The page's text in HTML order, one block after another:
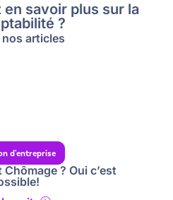
savoir plus sur la
?
articles
d'entreprise
? Oui c’est